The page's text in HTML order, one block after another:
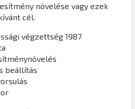
növelése vagy ezek
cél.
végzettség 1987
beállítás